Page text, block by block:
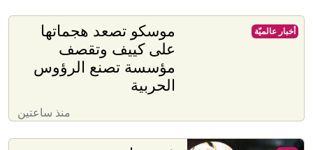
موسكو تصعد هجماتها
على كييف وتقصف
مؤسسة تصنع الرؤوس
الحربية
منذ ساعتين
أخبار عالميّة